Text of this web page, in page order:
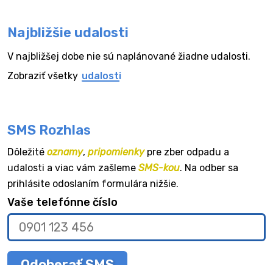
Najbližšie udalosti
V najbližšej dobe nie sú naplánované žiadne udalosti.
Zobraziť všetky udalosti
SMS Rozhlas
Dôležité oznamy, pripomienkypre zber odpadu a
udalosti a viac vám zašleme SMS-kou. Na odber sa
prihlásite odoslaním formulára nižšie.
Vaše telefónne číslo